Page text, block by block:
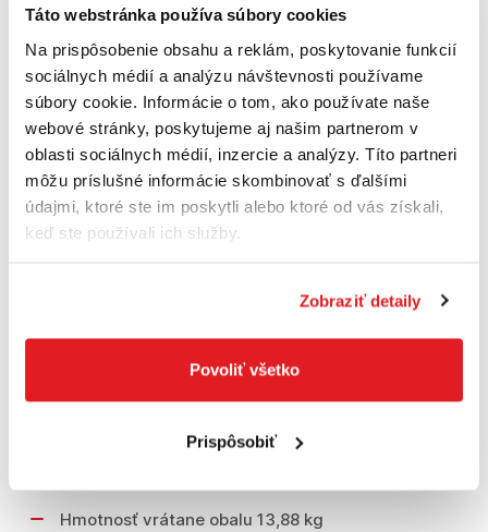
Táto webstránka používa súbory cookies
Na prispôsobenie obsahu a reklám, poskytovanie funkcií
sociálnych médií a analýzu návštevnosti používame
súbory cookie. Informácie o tom, ako používate naše
webové stránky, poskytujeme aj našim partnerom v
oblasti sociálnych médií, inzercie a analýzy. Títo partneri
môžu príslušné informácie skombinovať s ďalšími
údajmi, ktoré ste im poskytli alebo ktoré od vás získali,
keď ste používali ich služby.
Zobraziť detaily
Povoliť všetko
Prispôsobiť
Upínací rozsah skľučovadla 1,5 – 13 mm
Vŕtací zdvih 90 mm
Rozmery základnej dosky (Š x H x V) 330 x
350 x 30 mm
Hmotnosť 11,2 kg
Rozmery balenia (dĺžka) 750 mm
Rozmery balenia (výška) 285 mm
Rozmery balenia (šírka x dĺžka x výška) 375 x
Hmotnosť vrátane obalu 13,88 kg